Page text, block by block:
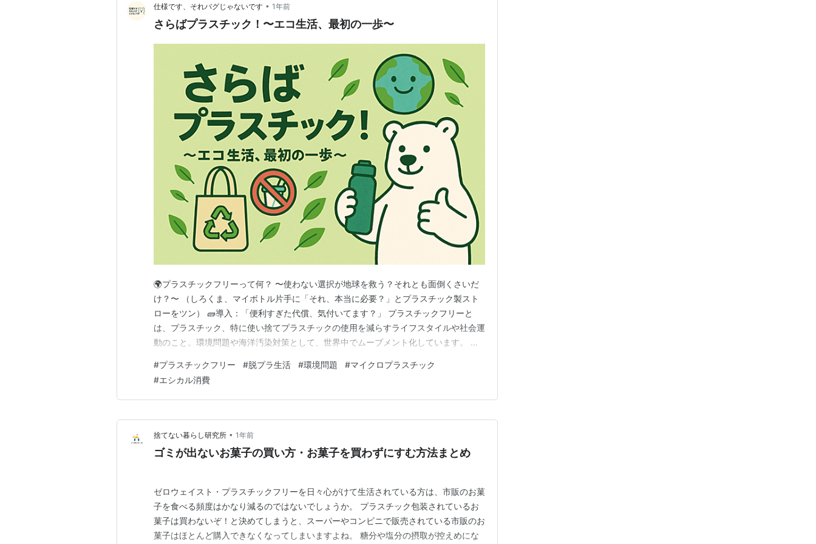
仕様です、それバグじゃないです • 1年前
さらばプラスチック！〜エコ生活、最初の一歩〜
🌍プラスチックフリーって何？ 〜使わない選択が地球を救う？それとも面倒くさいだ
け？〜 （しろくま、マイボトル片手に「それ、本当に必要？」とプラスチック製スト
ローをツン） 🧱導入：「便利すぎた代償、気付いてます？」 プラスチックフリーと
は、プラスチック、特に使い捨てプラスチックの使用を減らすライフスタイルや社会運
動のこと。環境問題や海洋汚染対策として、世界中でムーブメント化しています。 📜
の「自然に還るプラスチック的素材」登場。 1835年：ルニョーが最初のプラスチック
粉末を合成。 1860年代〜1907年：セルロ…
#プラスチックフリー #脱プラ生活 #環境問題 #マイクロプラスチック
#エシカル消費
捨てない暮らし研究所 • 1年前
ゴミが出ないお菓子の買い方・お菓子を買わずにすむ方法まとめ
ゼロウェイスト・プラスチックフリーを日々心がけて生活されている方は、市販のお菓
子を食べる頻度はかなり減るのではないでしょうか。 プラスチック包装されているお
菓子は買わないぞ！と決めてしまうと、スーパーやコンビニで販売されている市販のお
菓子はほとんど購入できなくなってしまいますよね。 糖分や塩分の摂取が控えめにな